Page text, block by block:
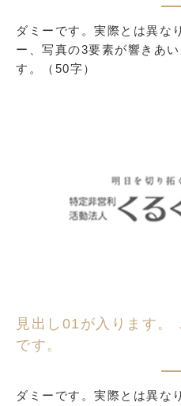
ダミーです。実際とは異な
ー、写真の3要素が響きあ
す。（50字）
見出し01が入ります。
です。
ダミーです。実際とは異な